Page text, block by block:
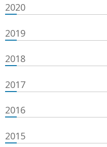
2020
2019
2018
2017
2016
2015